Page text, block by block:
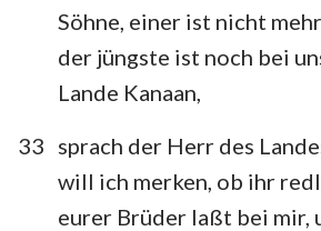
Söhne, einer ist nicht
der jüngste ist noch bei
Lande Kanaan,
33 sprach der Herr des
will ich merken, ob ihr
eurer Brüder laßt bei mir,